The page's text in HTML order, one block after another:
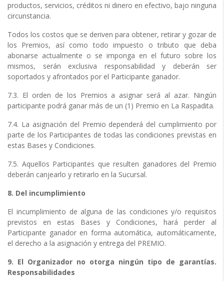
productos, servicios, créditos ni dinero en efectivo, bajo ninguna
circunstancia.
Todos los costos que se deriven para obtener, retirar y gozar de
los Premios, así como todo impuesto o tributo que deba
abonarse actualmente o se imponga en el futuro sobre los
mismos, serán exclusiva responsabilidad y deberán ser
soportados y afrontados por el Participante ganador.
7.3. El orden de los Premios a asignar será al azar. Ningún
participante podrá ganar más de un (1) Premio en La Raspadita.
7.4. La asignación del Premio dependerá del cumplimiento por
parte de los Participantes de todas las condiciones previstas en
estas Bases y Condiciones.
7.5. Aquellos Participantes que resulten ganadores del Premio
deberán canjearlo y retirarlo en la Sucursal.
8. Del incumplimiento
El incumplimiento de alguna de las condiciones y/o requisitos
previstos en estas Bases y Condiciones, hará perder al
Participante ganador en forma automática, automáticamente,
el derecho a la asignación y entrega del PREMIO.
9. El Organizador no otorga ningún tipo de garantías.
Responsabilidades